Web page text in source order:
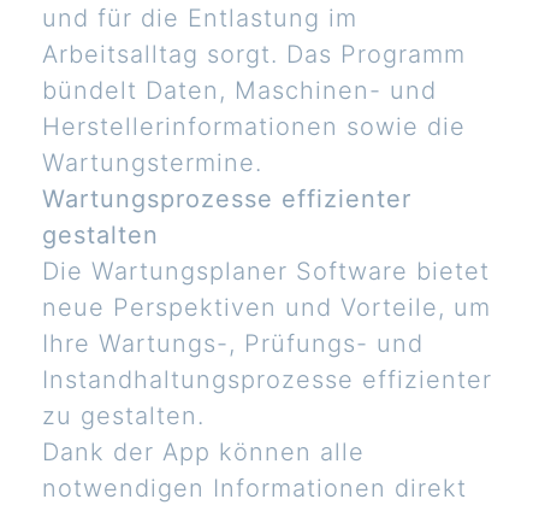
und für die Entlastung im
Arbeitsalltag sorgt. Das Programm
bündelt Daten, Maschinen- und
Herstellerinformationen sowie die
Wartungstermine.
Wartungsprozesse effizienter
gestalten
Die Wartungsplaner Software bietet
neue Perspektiven und Vorteile, um
Ihre Wartungs-, Prüfungs- und
Instandhaltungsprozesse effizienter
zu gestalten.
Dank der App können alle
notwendigen Informationen direkt